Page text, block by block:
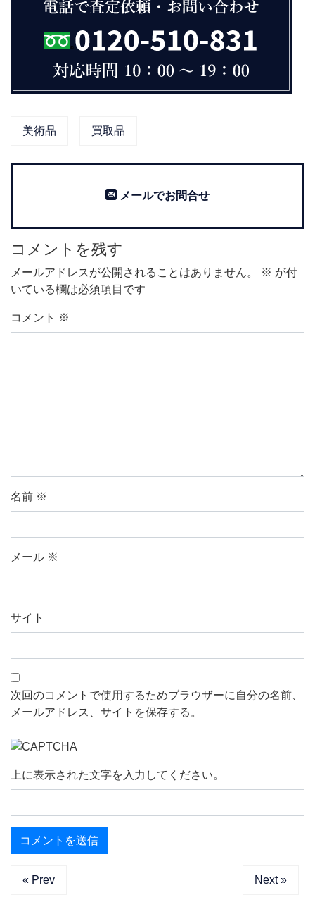
美術品 買取品
メールでお問合せ
コメントを残す
メールアドレスが公開されることはありません。 ※ が付
いている欄は必須項目です
コメント ※
名前 ※
メール ※
サイト
次回のコメントで使用するためブラウザーに自分の名前、
メールアドレス、サイトを保存する。
上に表示された文字を入力してください。
« Prev Next »